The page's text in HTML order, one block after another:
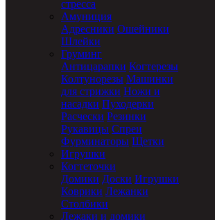
стресса
Амуниция
Адресники Ошейники
Шлейки
Груминг
Антицарапки Когтерезы
Колтунорезы Машинки
для стрижки Ножи и
насадки Пуходерки
Расчески Резинки
Рукавицы Спреи
Фурминаторы Щетки
Игрушки
Когтеточки
Домики Доски Игрушки
Коврики Лежанки
Столбики
Лежаки и домики